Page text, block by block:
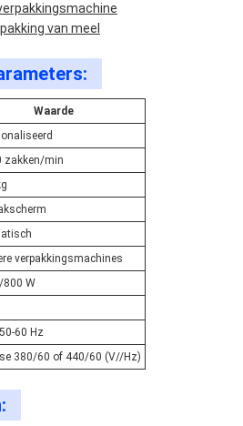
van meel
Waarde
zakken/min
verpakkingsmachines
800 W
60 Hz
380/60 of 440/60 (V//Hz)